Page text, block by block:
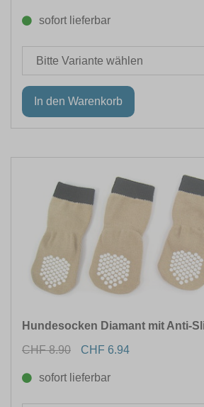
sofort lieferbar
Hundesocken Diamant mit Anti-
CHF 8.90
CHF 6.94
sofort lieferbar